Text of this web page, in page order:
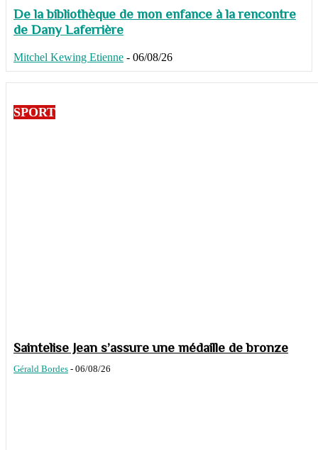
De la bibliothèque de mon enfance à la rencontre
de Dany Laferrière
Mitchel Kewing Etienne - 06/08/26
SPORT
Saintelise Jean s’assure une médaille de bronze
Gérald Bordes - 06/08/26